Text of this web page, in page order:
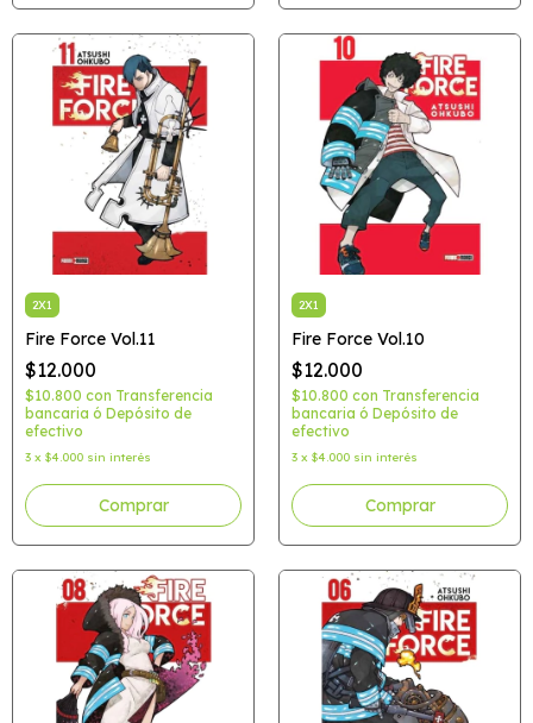
2X1
Fire Force Vol.11
$12.000
$10.800 con Transferencia
bancaria ó Depósito de
efectivo
3 x $4.000 sin interés
2X1
Fire Force Vol.10
$12.000
$10.800 con Transferencia
bancaria ó Depósito de
efectivo
3 x $4.000 sin interés